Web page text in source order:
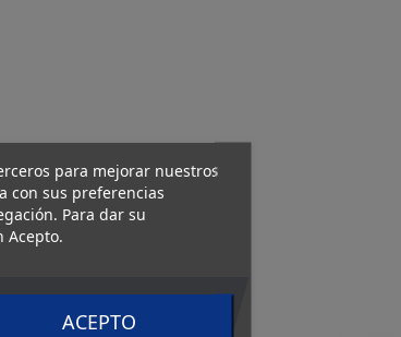
para mejorar nuestros
con sus preferencias
Para dar su
Acepto.
ACEPTO